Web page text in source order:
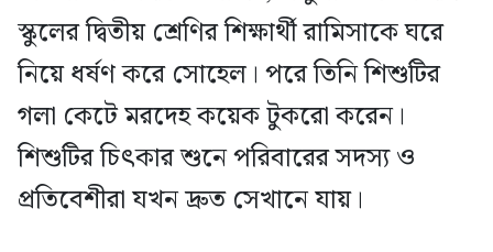
স্কুলের দ্বিতীয় শ্রেণির শিক্ষার্থী রামিসাকে ঘরে
নিয়ে ধর্ষণ করে সোহেল। পরে তিনি শিশুটির
গলা কেটে মরদেহ কয়েক টুকরো করেন।
শিশুটির চিৎকার শুনে পরিবারের সদস্য ও
প্রতিবেশীরা যখন দ্রুত সেখানে যায়।